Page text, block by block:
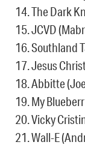
14. The Dark
15. JCVD
16. Southland
17. Jesus
18. Abbitte
19. My
20. Vicky
21. Wall-E